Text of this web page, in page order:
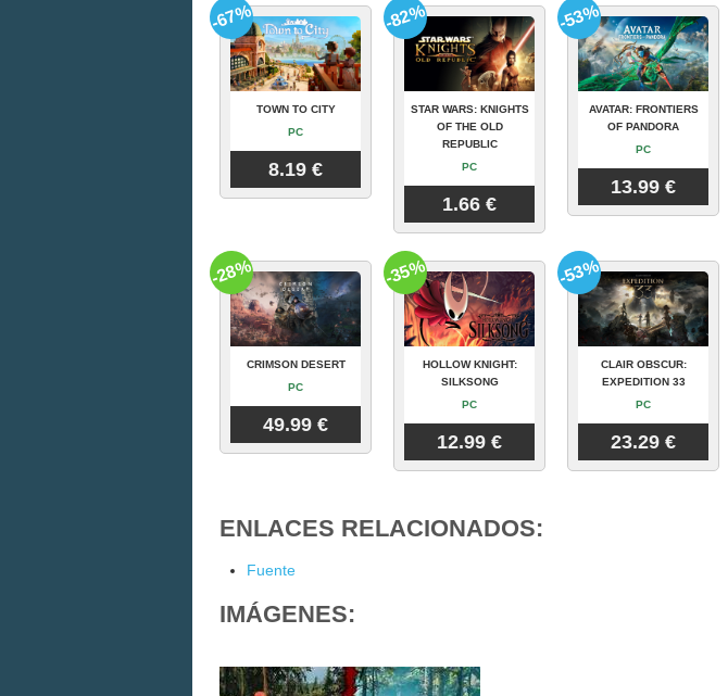
TOWN TO CITY
PC
8.19 €
-67%
STAR WARS: KNIGHTS
OF THE OLD
REPUBLIC
PC
1.66 €
-82%
AVATAR: FRONTIERS
OF PANDORA
PC
13.99 €
-53%
CRIMSON DESERT
PC
49.99 €
-28%
HOLLOW KNIGHT:
SILKSONG
PC
12.99 €
-35%
CLAIR OBSCUR:
EXPEDITION 33
PC
23.29 €
-53%
ENLACES RELACIONADOS:
Fuente
IMÁGENES: